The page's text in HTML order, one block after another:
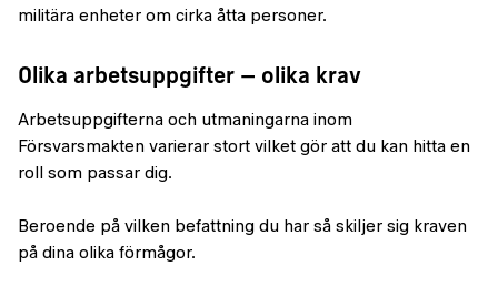
militära enheter om cirka åtta personer.
Olika arbetsuppgifter – olika krav
Arbetsuppgifterna och utmaningarna inom
Försvarsmakten varierar stort vilket gör att du kan hitta en
roll som passar dig.
Beroende på vilken befattning du har så skiljer sig kraven
på dina olika förmågor.